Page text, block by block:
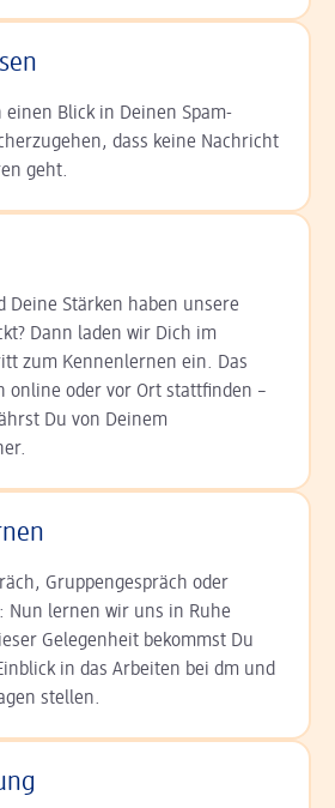
einen Blick in Deinen Spam-
dass keine Nachricht
geht.
Deine Stär­ken haben unsere
Dann laden wir Dich im
zum Kennen­lernen ein. Das
online oder vor Ort statt­finden –
Du von Deinem
Grup­pen­gespräch oder
Nun lernen wir uns in Ruhe
Gelegenheit bekommst Du
in das Arbeiten bei dm und
stellen.